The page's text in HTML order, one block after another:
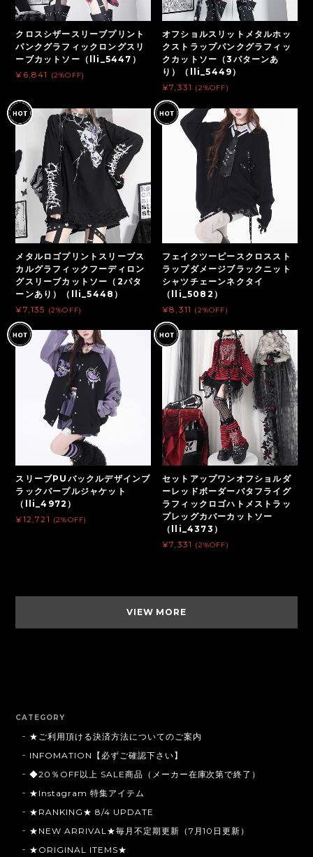
クロスシザースリーブプリント
パンクグラフィックロングスリ
ーブカットソー（lli_5447）
¥6,841
(2%OFF)
オフショルスリットメタルホッ
クストラップパンクグラフィッ
クカットソー（3パターンあ
り）（lli_5449）
¥7,331 (2%OFF)
メタルロゴプリントスリーブス
カルグラフィックフーディロン
グスリーブカットソー（2パタ
ーンあり）（lli_5448）
¥7,135 (2%OFF)
フェイクツーピースクロススト
ラップダメージブラックニット
シャツチェーンネクタイ
（lli_5082）
¥8,311 (2%OFF)
スリーブPUバックルデザインブ
ラックパープルジャケット
（lli_4972）
¥12,721 (2%OFF)
セットアップワンオフショルダ
ーレッドボーダーバタフライグ
ラフィックロゴハトメストラッ
プレッグカバーカットソー
（lli_4373）
¥7,331 (2%OFF)
VIEW MORE
CATEGORY
★ご利用頂ける決済方法についてのご案内
INFOMATION【必ずご確認下さい】
◆20％OFF以上 SALE商品（メーカー在庫次第で終了）
★Instagram 特集アイテム
★RANKING★ 8/4 UPDATE
★NEW ARRIVAL★毎月不定期更新（7月10日更新）
★ORIGINAL ITEMS★